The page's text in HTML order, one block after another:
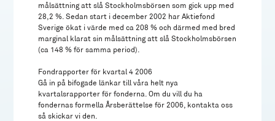
målsättning att slå Stockholmsbörsen som gick upp med
28,2 %. Sedan start i december 2002 har Aktiefond
Sverige ökat i värde med ca 208 % och därmed med bred
marginal klarat sin målsättning att slå Stockholmsbörsen
(ca 148 % för samma period).
Fondrapporter för kvartal 4 2006
Gå in på bifogade länkar till våra helt nya
kvartalsrapporter för fonderna. Om du vill du ha
fondernas formella Årsberättelse för 2006, kontakta oss
så skickar vi den.